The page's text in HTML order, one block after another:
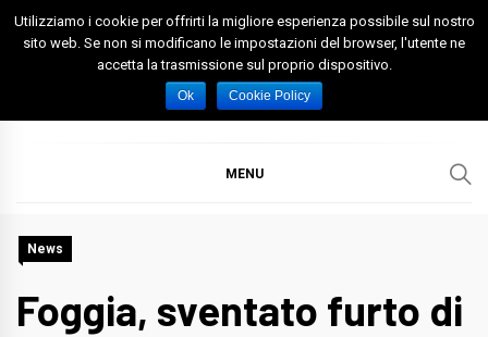
Skip
Spazio Foggia
Foggia News Calcio Eventi e Attività nella Capitanata
MENU
News
Foggia, sventato furto di
Utilizziamo i cookie per offrirti la migliore esperienza possibile sul nostro
sito web. Se non si modificano le impostazioni del browser, l'utente ne
accetta la trasmissione sul proprio dispositivo.
Ok Cookie Policy